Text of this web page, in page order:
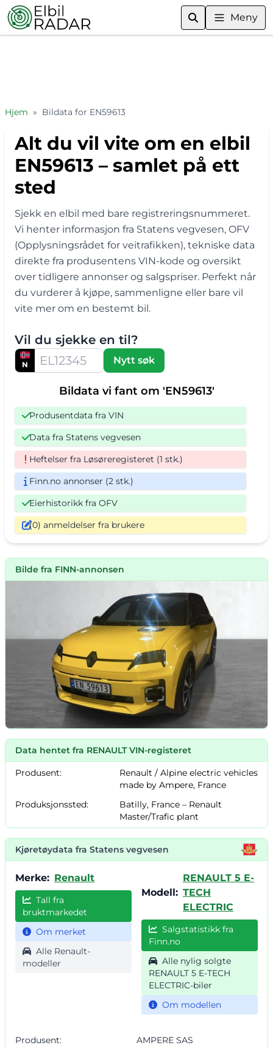
Meny
Hjem » Bildata for EN59613
Alt du vil vite om en elbil
EN59613 – samlet på ett
sted
Sjekk en elbil med bare registreringsnummeret.
Vi henter informasjon fra Statens vegvesen, OFV
(Opplysningsrådet for veitrafikken), tekniske data
direkte fra produsentens VIN-kode og oversikt
over tidligere annonser og salgspriser. Perfekt når
du vurderer å kjøpe, sammenligne eller bare vil
vite mer om en bestemt bil.
Vil du sjekke en til?
N Nytt søk
Bildata vi fant om 'EN59613'
Produsentdata fra VIN
Data fra Statens vegvesen
Heftelser fra Løsøreregisteret (1 stk.)
Finn.no annonser (2 stk.)
Eierhistorikk fra OFV
(0) anmeldelser fra brukere
Bilde fra FINN-annonsen
Data hentet fra RENAULT VIN-registeret
Produsent:
Renault / Alpine electric vehicles
made by Ampere, France
Produksjonssted:
Batilly, France – Renault
Master/Trafic plant
Kjøretøydata fra Statens vegvesen
Merke: Renault
Tall fra
bruktmarkedet
Om merket
Alle Renault-
modeller
Modell:
RENAULT 5 E-
TECH
ELECTRIC
Salgstatistikk fra
Finn.no
RENAULT 5 E-TECH
ELECTRIC-biler
Om modellen
Produsent:
AMPERE SAS